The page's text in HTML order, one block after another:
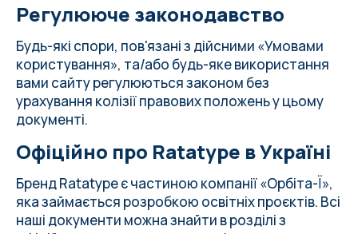
Регулююче законодавство
Будь-які спори, пов'язані з дійсними «Умовами
користування», та/або будь-яке використання
вами сайту регулюються законом без
урахування колізії правових положень у цьому
документі.
Офіційно про Ratatype в Україні
Бренд Ratatype є частиною компанії «Орбіта-Ї»,
яка займається розробкою освітніх проєктів. Всі
наші документи можна знайти в розділі з